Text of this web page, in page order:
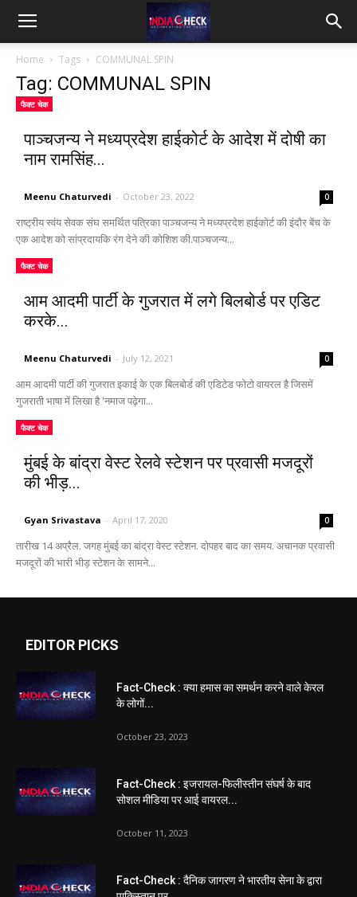
IndiaCheck
Home Tags COMMUNAL SPIN
Tag: COMMUNAL SPIN
फैक्ट चेक
पाञ्चजन्य ने मध्यप्रदेश हाईकोर्ट के आदेश में दोषी का
नाम रामसिंह...
Meenu Chaturvedi - October 23, 2022 0
राष्ट्रीय स्वंय सेवक संघ समर्थित पत्रिका पाञ्चजन्य ने मध्यप्रदेश हाईकोर्ट की इंदौर बेंच के
एक आदेश को सांप्रदायकि रंग देने की कोशिश की.पाञ्चजन्य...
फैक्ट चेक
आम आदमी पार्टी के गुजरात में लगे बिलबोर्ड पर एडिट
करके...
Meenu Chaturvedi - July 12, 2021 0
आम आदमी पार्टी की गुजरात इकाई के एक बिलबोर्ड की एडिटेड फोटो वायरल है जिसमें
गुजराती भाषा में लिखा है 'नमाज पढ़ेगा...
फैक्ट चेक
मुंबई के बांद्रा वेस्ट रेलवे स्टेशन पर प्रवासी मजदूरों
की भीड़...
Gyan Srivastava - April 17, 2020 0
तारीख 14 अप्रैल. जगह मुंबई का बांद्रा वेस्ट स्टेशन. दोपहर बाद का समय. अचानक प्रवासी
मजदूरों की भारी भीड़ स्टेशन के सामने...
EDITOR PICKS
Fact-Check : क्या हमास का समर्थन करने वाले केरल
के लोगों...
October 23, 2023
Fact-Check : इजरायल-फिलीस्तीन संघर्ष के बाद
सोशल मीडिया पर आई वायरल...
October 11, 2023
Fact-Check : दैनिक जागरण ने भारतीय सेना के द्वारा